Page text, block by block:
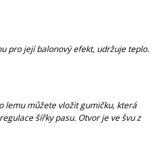
pro její balonový efekt, udržuje teplo.
lemu můžete vložit gumičku, která
šířky pasu. Otvor je ve švu z